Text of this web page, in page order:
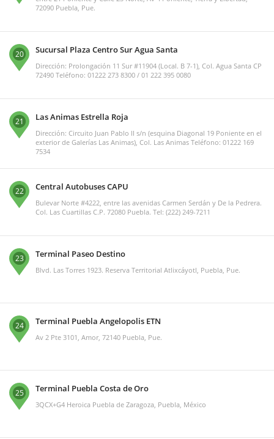
72090 Puebla, Pue.
20 Sucursal Plaza Centro Sur Agua Santa
Dirección: Prolongación 11 Sur #11904 (Local. B 7-1), Col. Agua Santa CP
72490 Teléfono: 01222 273 8300 / 01 222 395 0080
21 Las Animas Estrella Roja
Dirección: Circuito Juan Pablo II s/n (esquina Diagonal 19 Poniente en el
exterior de Galerías Las Animas), Col. Las Animas Teléfono: 01222 169
7534
22 Central Autobuses CAPU
Bulevar Norte #4222, entre las avenidas Carmen Serdán y De la Pedrera.
Col. Las Cuartillas C.P. 72080 Puebla. Tel: (222) 249-7211
23 Terminal Paseo Destino
Blvd. Las Torres 1923. Reserva Territorial Atlixcáyotl, Puebla, Pue.
24 Terminal Puebla Angelopolis ETN
Av 2 Pte 3101, Amor, 72140 Puebla, Pue.
25 Terminal Puebla Costa de Oro
3QCX+G4 Heroica Puebla de Zaragoza, Puebla, México